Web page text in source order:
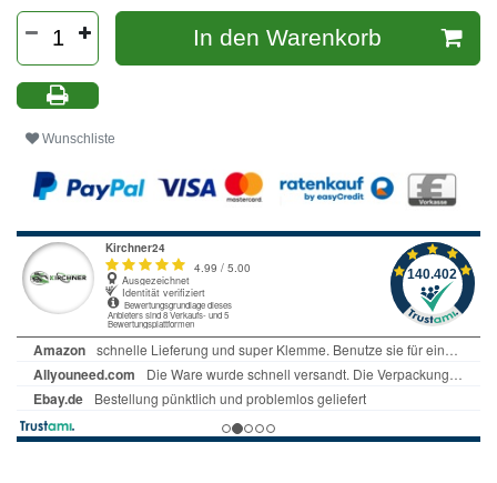
In den Warenkorb
Wunschliste